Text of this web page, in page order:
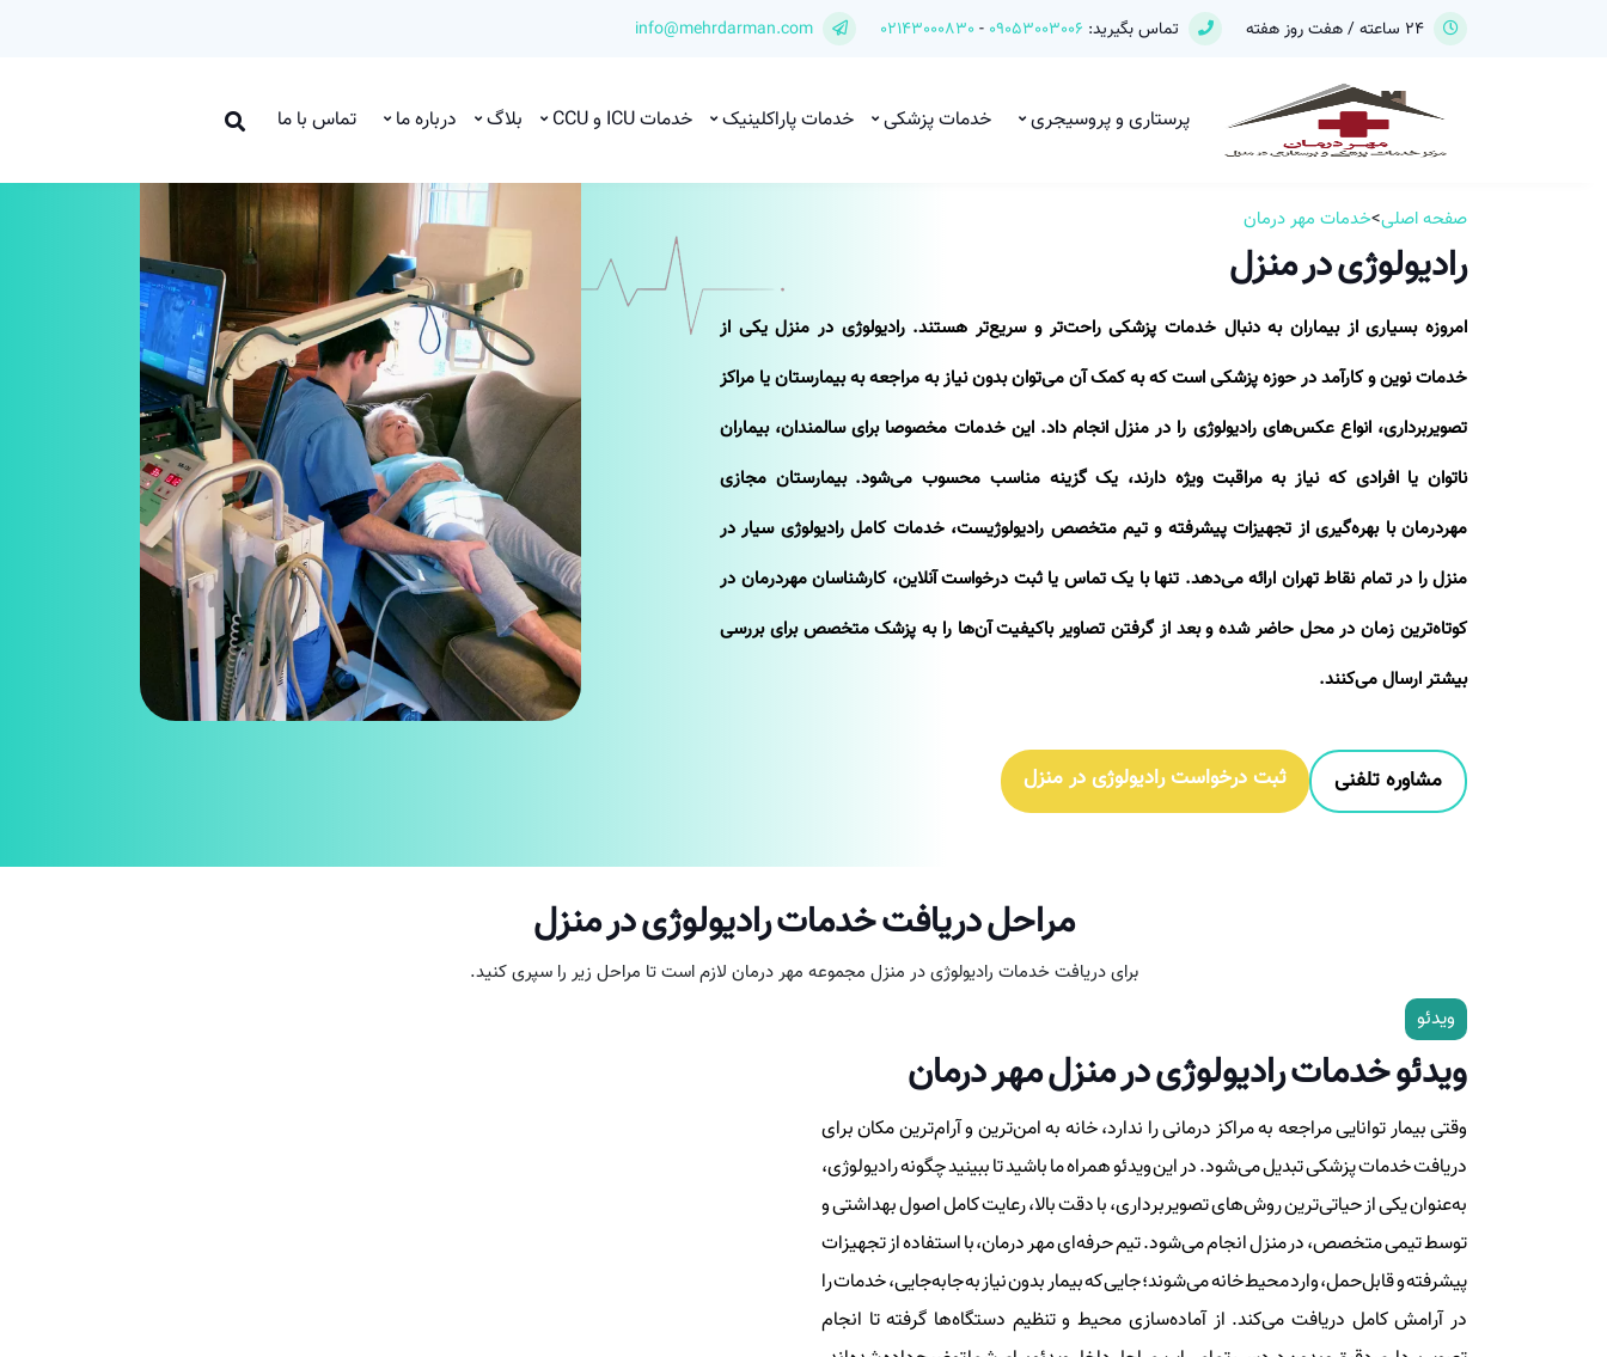
تماس بگیرید: 09053003006
-
02143000830
info@mehrdarman.com
پرستاری و پروسیجری خدمات پزشکی خدمات پاراکلینیک خدمات ICU و CCU بلاگ درباره ما تماس با ما
صفحه اصلی>خدمات مهر درمان
رادیولوژی در منزل
امروزه بسیاری از بیماران به دنبال خدمات پزشکی راحت‌تر و سریع‌تر هستند. رادیولوژی در منزل یکی از
خدمات نوین و کارآمد در حوزه پزشکی است که به کمک آن می‌توان بدون نیاز به مراجعه به بیمارستان یا مراکز
تصویربرداری، انواع عکس‌های رادیولوژی را در منزل انجام داد. این خدمات مخصوصا برای سالمندان، بیماران
ناتوان یا افرادی که نیاز به مراقبت ویژه دارند، یک گزینه مناسب محسوب می‌شود. بیمارستان مجازی
مهر‌درمان با بهره‌گیری از تجهیزات پیشرفته و تیم متخصص رادیولوژیست، خدمات کامل رادیولوژی سیار در
منزل را در تمام نقاط تهران ارائه می‌دهد. تنها با یک تماس یا ثبت درخواست آنلاین، کارشناسان مهر‌درمان در
کوتاه‌ترین زمان در محل حاضر شده و بعد از گرفتن تصاویر باکیفیت آن‌ها را به پزشک متخصص برای بررسی
بیشتر ارسال می‌کنند.
مشاوره تلفنی ثبت درخواست رادیولوژی در منزل
مراحل دریافت خدمات رادیولوژی در منزل
برای دریافت خدمات رادیولوژی در منزل مجموعه مهر درمان لازم است تا مراحل زیر را سپری کنید.
ویدئو
ویدئو خدمات رادیولوژی در منزل مهر درمان
وقتی بیمار توانایی مراجعه به مراکز درمانی را ندارد، خانه به امن‌ترین و آرام‌ترین مکان برای
دریافت خدمات پزشکی تبدیل می‌شود. در این ویدئو همراه ما باشید تا ببینید چگونه رادیولوژی،
به‌عنوان یکی از حیاتی‌ترین روش‌های تصویربرداری، با دقت بالا، رعایت کامل اصول بهداشتی و
توسط تیمی متخصص، در منزل انجام می‌شود. تیم حرفه‌ای مهر درمان، با استفاده از تجهیزات
پیشرفته و قابل‌حمل، وارد محیط خانه می‌شوند؛ جایی که بیمار بدون نیاز به جابه‌جایی، خدمات را
در آرامش کامل دریافت می‌کند. از آماده‌سازی محیط و تنظیم دستگاه‌ها گرفته تا انجام